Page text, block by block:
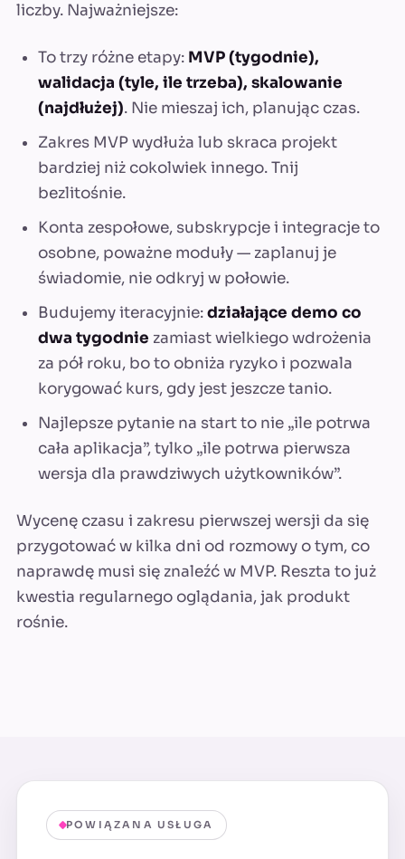
liczby. Najważniejsze:
To trzy różne etapy: MVP (tygodnie),
walidacja (tyle, ile trzeba), skalowanie
(najdłużej). Nie mieszaj ich, planując czas.
Zakres MVP wydłuża lub skraca projekt
bardziej niż cokolwiek innego. Tnij
bezlitośnie.
Konta zespołowe, subskrypcje i integracje to
osobne, poważne moduły — zaplanuj je
świadomie, nie odkryj w połowie.
Budujemy iteracyjnie:działające demo co
dwa tygodnie zamiast wielkiego wdrożenia
za pół roku, bo to obniża ryzyko i pozwala
korygować kurs, gdy jest jeszcze tanio.
Najlepsze pytanie na start to nie „ile potrwa
cała aplikacja”, tylko „ile potrwa pierwsza
wersja dla prawdziwych użytkowników”.
Wycenę czasu i zakresu pierwszej wersji da się
przygotować w kilka dni od rozmowy o tym, co
naprawdę musi się znaleźć w MVP. Reszta to już
kwestia regularnego oglądania, jak produkt
rośnie.
POWIĄZANA USŁUGA